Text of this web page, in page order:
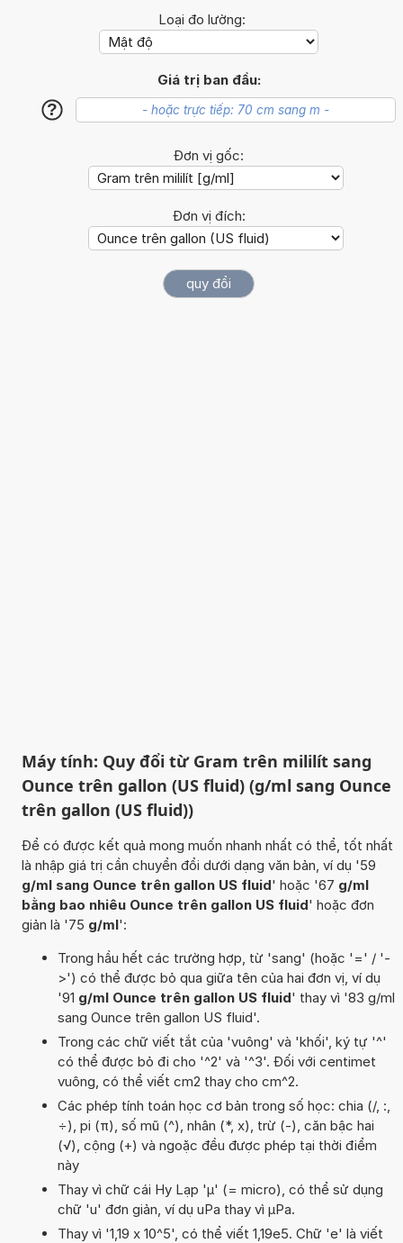
Loại đo lường:
Giá trị ban đầu:
?
Đơn vị gốc:
Đơn vị đích:
Máy tính: Quy đổi từ Gram trên mililít sang
Ounce trên gallon (US fluid) (g/ml sang Ounce
trên gallon (US fluid))
Để có được kết quả mong muốn nhanh nhất có thể, tốt nhất
là nhập giá trị cần chuyển đổi dưới dạng văn bản, ví dụ '59
g/ml sang Ounce trên gallon US fluid' hoặc '67 g/ml
bằng bao nhiêu Ounce trên gallon US fluid' hoặc đơn
giản là '75 g/ml':
Trong hầu hết các trường hợp, từ 'sang' (hoặc '=' / '-
>') có thể được bỏ qua giữa tên của hai đơn vị, ví dụ
'91 g/ml Ounce trên gallon US fluid' thay vì '83 g/ml
sang Ounce trên gallon US fluid'.
Trong các chữ viết tắt của 'vuông' và 'khối', ký tự '^'
có thể được bỏ đi cho '^2' và '^3'. Đối với centimet
vuông, có thể viết cm2 thay cho cm^2.
Các phép tính toán học cơ bản trong số học: chia (/, :,
÷), pi (π), số mũ (^), nhân (*, x), trừ (-), căn bậc hai
(√), cộng (+) và ngoặc đều được phép tại thời điểm
này
Thay vì chữ cái Hy Lạp 'µ' (= micro), có thể sử dụng
chữ 'u' đơn giản, ví dụ uPa thay vì µPa.
Thay vì '1,19 x 10^5', có thể viết 1,19e5. Chữ 'e' là viết